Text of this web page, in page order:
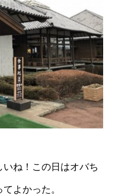
ね！この日はオバち
よかった。